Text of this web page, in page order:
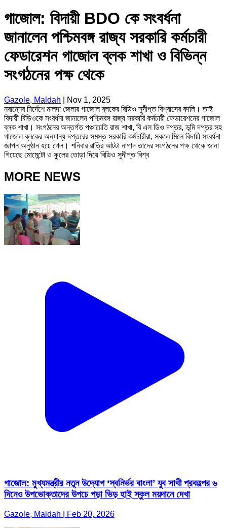
গাজোল: বিদায়ী BDO কে সংবর্ধনা
জানালেন পশ্চিমবঙ্গ রাজ্য সরকারি কর্মচারী
ফেডারেশন গাজোল ব্লক শাখা ও বিভিন্ন
সংগঠনের পক্ষ থেকে
Gazole, Maldah
Nov 1, 2025
নবান্নের নির্দেশে মালদা জেলার গাজোল ব্লকের বিডিও সুদীপ্ত বিশ্বাসের বদলি। তাই
বিদায়ী বিডিওকে সংবর্ধনা জানালেন পশ্চিমবঙ্গ রাজ্য সরকারি কর্মচারী ফেডারেশনের গাজোল
ব্লক শাখা। সংগঠনের অন্তর্গত পঞ্চায়েতি রাজ শাখা, বি এল ডিও দপ্তর, ভূমি দপ্তর সহ
গাজোল ব্লকের অন্যান্য দপ্তরের সমস্ত সরকারি কর্মচারীরা, সকলে মিলে বিদায়ী সংবর্ধনা
জ্ঞাপন অনুষ্ঠান হয়ে গেল। শনিবার রাত্রি আটটা নাগাদ তাদের সংগঠনের পক্ষ থেকে জানা
গিয়েছে মোমেন্টো ও ফুলের তোড়া দিয়ে বিডিও সুদীপ্ত বিশ্ব
MORE NEWS
গাজোল: মুখ্যমন্ত্রীর নতুন উদ্যোগ ‘স্বনির্ভর বাংলা’ যুব সাথী প্রকল্পের ৬
দিনেও উপভোক্তাদের উপচে পড়া ভিড় হাই স্কুল ময়দানে দেখা
Gazole, Maldah | Feb 20, 2026